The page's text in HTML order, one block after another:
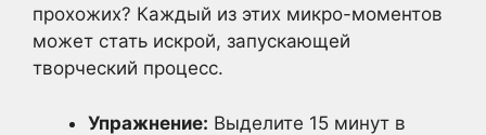
прохожих? Каждый из этих микро-моментов
может стать искрой, запускающей
творческий процесс.
Упражнение: Выделите 15 минут в